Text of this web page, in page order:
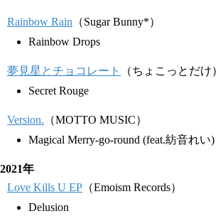
Rainbow Rain （Sugar Bunny*）
Rainbow Drops
夢見星とチョコレート
（ちょこっとだけ）
Secret Rouge
Version. （MOTTO MUSIC）
Magical Merry-go-round (feat.紡音れい)
2021年
Love Kills U EP （Emoism Records）
Delusion